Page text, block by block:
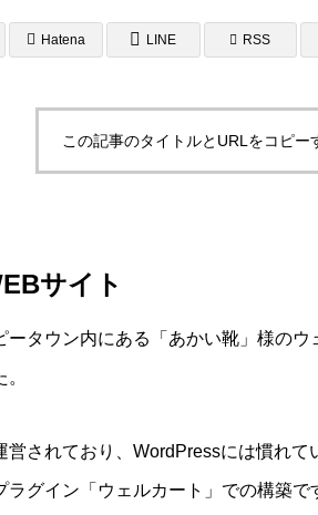
そば さ
LINEリッチメニュー制作
Hatena LINE RSS
この記事のタイトルとURLをコピー
サイト
ータウン内にある「あかい靴」様のウ
営されており、WordPressには慣れ
グイン「ウェルカート」での構築で